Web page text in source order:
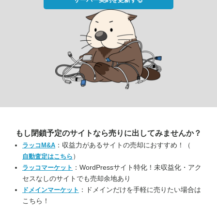
もし閉鎖予定のサイトなら売りに出してみませんか？
ラッコM&A ：収益力があるサイトの売却におすすめ！（
自動査定はこちら ）
ラッコマーケット ：WordPressサイト特化！未収益化・アク
セスなしのサイトでも売却余地あり
ドメインマーケット ：ドメインだけを手軽に売りたい場合は
こちら！